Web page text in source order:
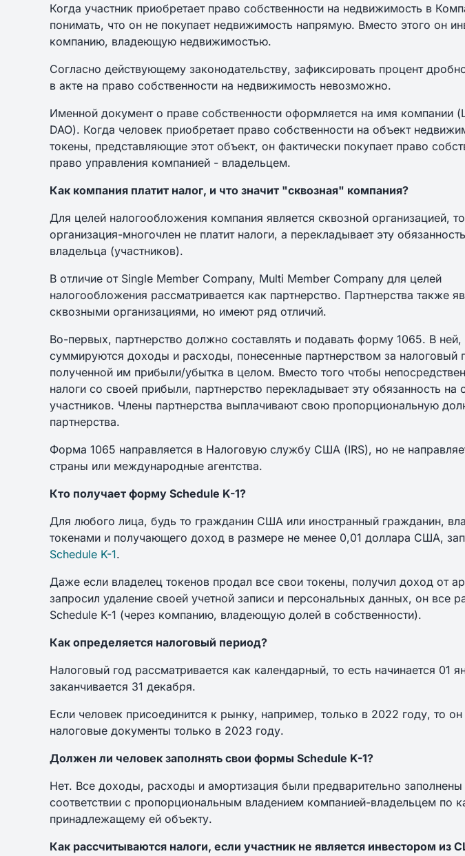
Когда участник приобретает право собственности на недвижимость в
понимать, что он не покупает недвижимость напрямую. Вместо этого он
компанию, владеющую недвижимостью.
Согласно действующему законодательству, зафиксировать процент
в акте на право собственности на недвижимость невозможно.
Именной документ о праве собственности оформляется на имя компании
DAO). Когда человек приобретает право собственности на объект
токены, представляющие этот объект, он фактически покупает право
право управления компанией - владельцем.
Как компания платит налог, и что значит "сквозная" компания?
Для целей налогообложения компания является сквозной организацией,
организация-многочлен не платит налоги, а перекладывает эту
владельца (участников).
В отличие от Single Member Company, Multi Member Company для целей
налогообложения рассматривается как партнерство. Партнерства также
сквозными организациями, но имеют ряд отличий.
Во-первых, партнерство должно составлять и подавать форму 1065. В ней,
суммируются доходы и расходы, понесенные партнерством за налоговый
полученной им прибыли/убытка в целом. Вместо того чтобы
налоги со своей прибыли, партнерство перекладывает эту обязанность на
участников. Члены партнерства выплачивают свою пропорциональную
партнерства.
Форма 1065 направляется в Налоговую службу США (IRS), но не
страны или международные агентства.
Кто получает форму Schedule K-1?
Для любого лица, будь то гражданин США или иностранный гражданин,
токенами и получающего доход в размере не менее 0,01 доллара США,
Schedule K-1.
Даже если владелец токенов продал все свои токены, получил доход от
запросил удаление своей учетной записи и персональных данных, он все
Schedule K-1 (через компанию, владеющую долей в собственности).
Как определяется налоговый период?
Налоговый год рассматривается как календарный, то есть начинается 01
заканчивается 31 декабря.
Если человек присоединится к рынку, например, только в 2022 году, то он
налоговые документы только в 2023 году.
Должен ли человек заполнять свои формы Schedule K-1?
Нет. Все доходы, расходы и амортизация были предварительно заполнены
соответствии с пропорциональным владением компанией-владельцем по
принадлежащему ей объекту.
Как рассчитываются налоги, если участник не является инвестором из